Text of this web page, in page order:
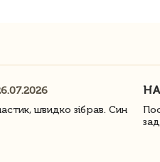
швидко зібрав. Син